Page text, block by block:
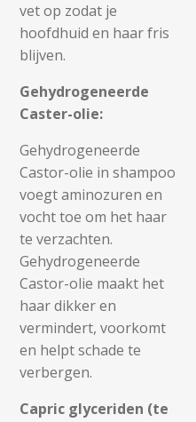
vet op zodat je
hoofdhuid en haar fris
blijven.
Gehydrogeneerde
Caster-olie:
Gehydrogeneerde
Castor-olie in shampoo
voegt aminozuren en
vocht toe om het haar
te verzachten.
Gehydrogeneerde
Castor-olie maakt het
haar dikker en
vermindert, voorkomt
en helpt schade te
verbergen.
Capric glyceriden (te